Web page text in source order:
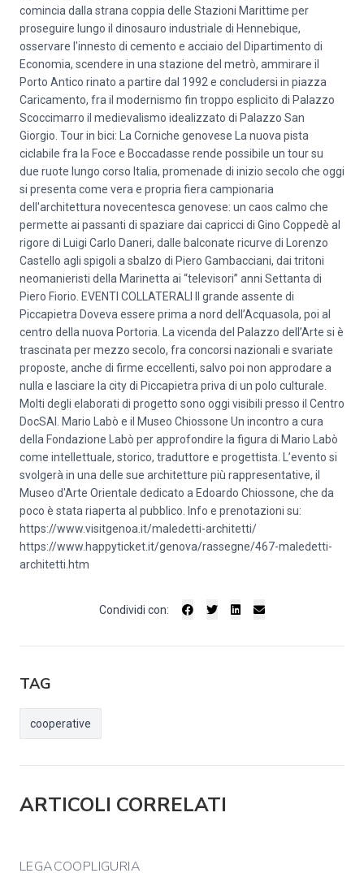
comincia dalla strana coppia delle Stazioni Marittime per
proseguire lungo il dinosauro industriale di Hennebique,
osservare l'innesto di cemento e acciaio del Dipartimento di
Economia, scendere in una stazione del metrò, ammirare il
Porto Antico rinato a partire dal 1992 e concludersi in piazza
Caricamento, fra il modernismo fin troppo esplicito di Palazzo
Scoccimarro il medievalismo idealizzato di Palazzo San
Giorgio. Tour in bici: La Corniche genovese La nuova pista
ciclabile fra la Foce e Boccadasse rende possibile un tour su
due ruote lungo corso Italia, promenade di inizio secolo che oggi
si presenta come vera e propria fiera campionaria
dell'architettura novecentesca genovese: un caos calmo che
permette ai passanti di spaziare dai capricci di Gino Coppedè al
rigore di Luigi Carlo Daneri, dalle balconate ricurve di Lorenzo
Castello agli spigoli a sbalzo di Piero Gambacciani, dai tritoni
neomanieristi della Marinetta ai “televisori” anni Settanta di
Piero Fiorio. EVENTI COLLATERALI Il grande assente di
Piccapietra Doveva essere prima a nord dell’Acquasola, poi al
centro della nuova Portoria. La vicenda del Palazzo dell’Arte si è
trascinata per mezzo secolo, fra concorsi nazionali e svariate
proposte, anche di firme eccellenti, salvo poi non approdare a
nulla e lasciare la city di Piccapietra priva di un polo culturale.
Molti degli elaborati di progetto sono oggi visibili presso il Centro
DocSAI. Mario Labò e il Museo Chiossone Un incontro a cura
della Fondazione Labò per approfondire la figura di Mario Labò
come intellettuale, storico, traduttore e progettista. L’evento si
svolgerà in una delle sue architetture più rappresentative, il
Museo d'Arte Orientale dedicato a Edoardo Chiossone, che da
poco è stata riaperta al pubblico. Info e prenotazioni su:
https://www.visitgenoa.it/maledetti-architetti/
https://www.happyticket.it/genova/rassegne/467-maledetti-
architetti.htm
Condividi con:
TAG
cooperative
ARTICOLI CORRELATI
LEGACOOPLIGURIA